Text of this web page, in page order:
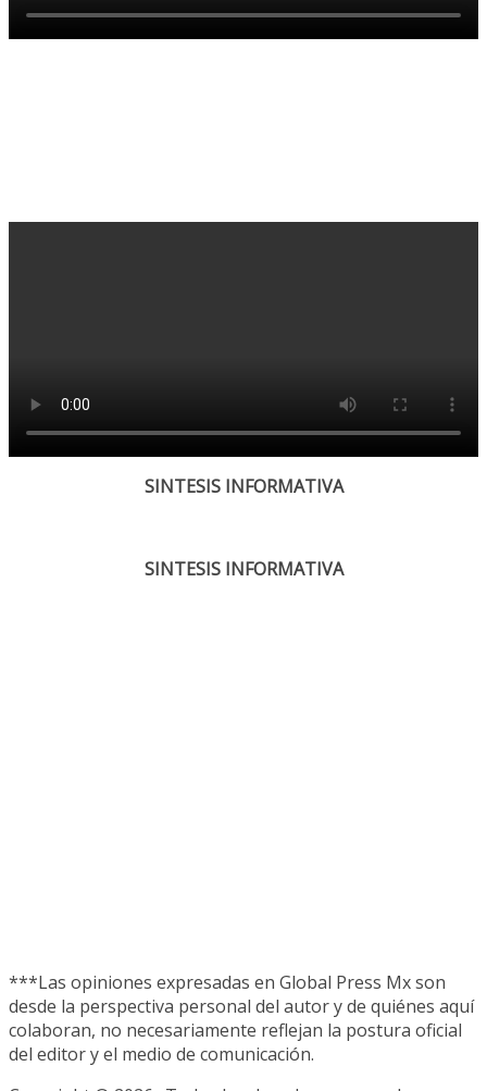
SINTESIS INFORMATIVA
SINTESIS INFORMATIVA
***Las opiniones expresadas en Global Press Mx son
desde la perspectiva personal del autor y de quiénes aquí
colaboran, no necesariamente reflejan la postura oficial
del editor y el medio de comunicación.